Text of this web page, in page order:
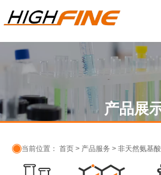
产品展
当前位置： 首页 > 产品服务 > 非天然氨基酸